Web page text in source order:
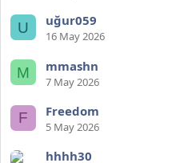
U uğur059
16 May 2026
M mmashn
7 May 2026
F Freedom
5 May 2026
hhhh30